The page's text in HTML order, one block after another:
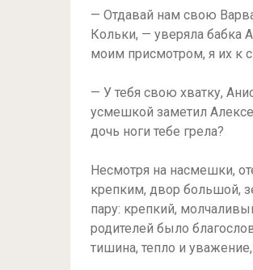
— Отдавай нам свою
Кольки, — уверяла бабка
моим присмотром, я их к
— У тебя свою хватку,
усмешкой заметил
дочь ноги тебе грела?
Несмотря на насмешки,
крепким, двор большой,
пару: крепкий,
родителей было
тишина, тепло и